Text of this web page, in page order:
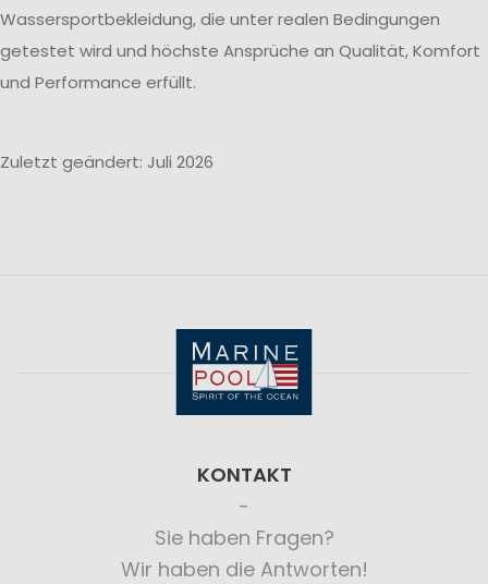
Wassersportbekleidung, die unter realen Bedingungen
getestet wird und höchste Ansprüche an Qualität, Komfort
und Performance erfüllt.
Zuletzt geändert: Juli 2026
KONTAKT
Sie haben Fragen?
Wir haben die Antworten!